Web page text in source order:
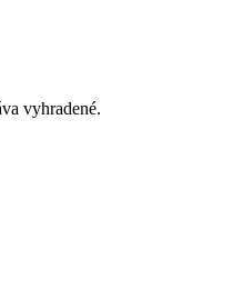
vyhradené.